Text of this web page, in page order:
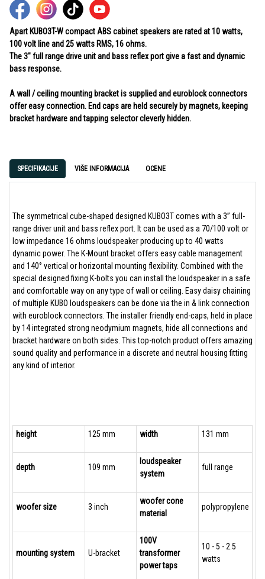
Apart KUBO3T-W compact ABS cabinet speakers are rated at 10 watts,
100 volt line and 25 watts RMS, 16 ohms.
The 3" full range drive unit and bass reflex port give a fast and dynamic
bass response.
A wall / ceiling mounting bracket is supplied and euroblock connectors
offer easy connection. End caps are held securely by magnets, keeping
bracket hardware and tapping selector cleverly hidden.
SPECIFIKACIJE VIŠE INFORMACIJA OCENE
The symmetrical cube-shaped designed KUBO3T comes with a 3” full-
range driver unit and bass reflex port. It can be used as a 70/100 volt or
low impedance 16 ohms loudspeaker producing up to 40 watts
dynamic power. The K-Mount bracket offers easy cable management
and 140° vertical or horizontal mounting flexibility. Combined with the
special designed fixing K-bolts you can install the loudspeaker in a safe
and comfortable way on any type of wall or ceiling. Easy daisy chaining
of multiple KUBO loudspeakers can be done via the in & link connection
with euroblock connectors. The installer friendly end-caps, held in place
by 14 integrated strong neodymium magnets, hide all connections and
bracket hardware on both sides. This top-notch product offers amazing
sound quality and performance in a discrete and neutral housing fitting
any kind of interior.
height 125 mm width 131 mm
depth 109 mm
loudspeaker
system
full range
woofer size 3 inch
woofer cone
material
polypropylene
mounting system U-bracket
100V
transformer
power taps
10 - 5 - 2.5
watts